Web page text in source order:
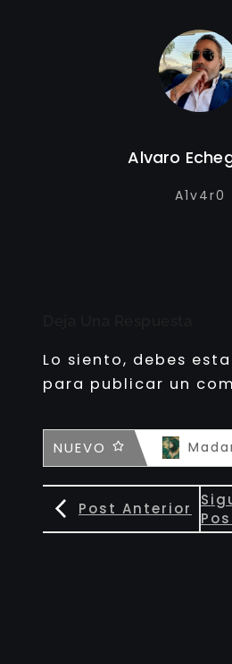
Alvaro
A1v4r0
Lo siento, debes
para publicar un
NUEVO
Post Anterior